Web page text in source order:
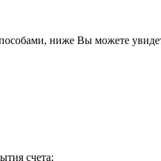
ниже Вы можете
счета;